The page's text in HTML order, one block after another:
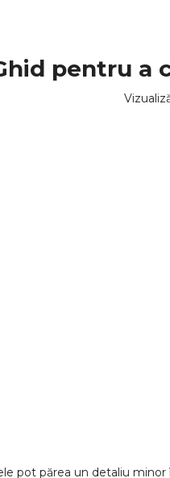
pentru a
pot părea un detaliu minor